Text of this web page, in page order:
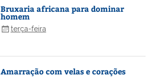
Bruxaria africana para dominar
homem
terça-feira
Amarração com velas e corações